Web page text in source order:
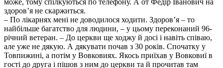
може, тому спілкуються по телефону. А от Федір Іванович на
здоров’я не скаржиться.
– По лікарнях мені не доводилося ходити. Здоров’я – то
найбільше багатство для людини, – у цьому переконаний 96-
річний ветеран. – До церкви ще ходжу й досі і навіть співаю,
але уже не дякую. А дякувати почав з 30 років. Спочатку у
Товпижині, а потім у Вовковиях. Якось приїхав у Вовковиї в
гості до друга і пішов з ним до церкви та й прочитав там